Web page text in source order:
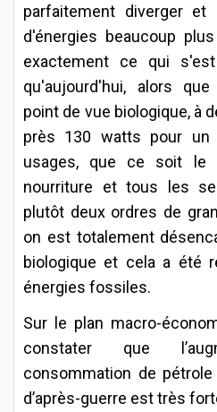
parfaitement diverger
d'énergies beaucoup
exactement ce qui
qu'aujourd'hui, alors
point de vue biologique, à
près 130 watts pour un
usages, que ce soit le
nourriture et tous les
plutôt deux ordres de
on est totalement
biologique et cela a été
énergies fossiles.
Sur le plan macro-
constater que
consommation de
d’après-guerre est très